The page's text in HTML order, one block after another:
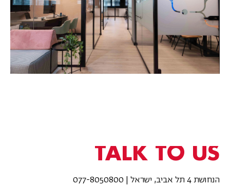
TALK TO US
הנחושת 4 תל אביב, ישראל | 077-8050800